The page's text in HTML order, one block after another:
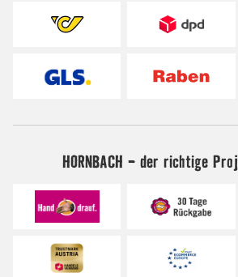
HORNBACH - der richtige